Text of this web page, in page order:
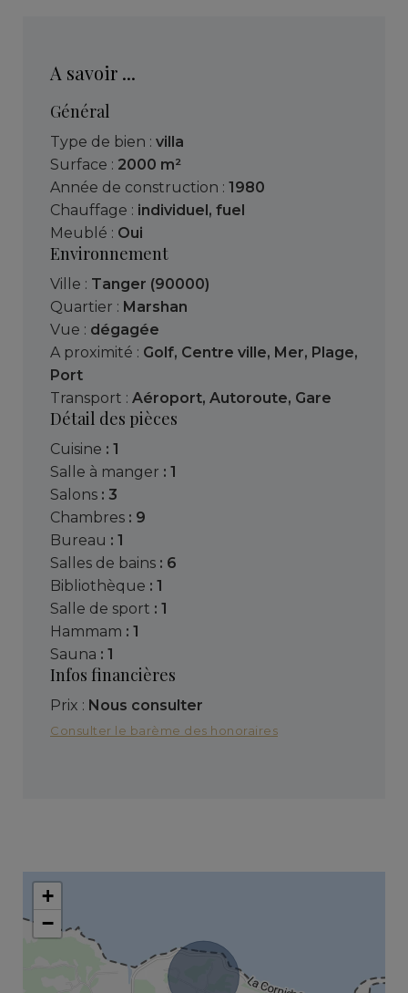
A savoir ...
Général
Type de bien : villa
Surface : 2000 m²
Année de construction : 1980
Chauffage : individuel , fuel
Meublé : Oui
Environnement
Ville : Tanger (90000)
Quartier : Marshan
Vue : dégagée
A proximité : Golf, Centre ville, Mer, Plage,
Port
Transport : Aéroport, Autoroute, Gare
Détail des pièces
cuisine : 1
salle à manger : 1
salons : 3
chambres : 9
bureau : 1
salles de bains : 6
bibliothèque : 1
salle de sport : 1
hammam : 1
sauna : 1
Infos financières
Prix : Nous consulter
Consulter le barème des honoraires
+
−